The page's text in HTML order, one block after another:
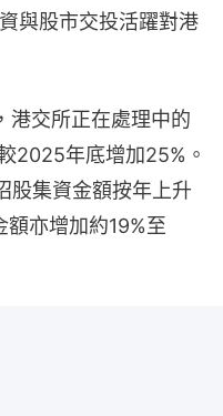
與股市交投活躍對港
港交所正在處理中的
2025年底增加25%。
股集資金額按年上升
亦增加約19%至